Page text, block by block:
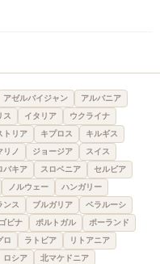
アゼルバイジャン
アルバニア
ス イタリア
ウクライナ
トリア キプロス
キルギス
リノ ジョージア
スイス
バキア スロベニア
セルビア
ノルウェー
ハンガリー
ンス ブルガリア
ベラルーシ
ビナ ポルトガル
ポーランド
ロ ラトビア
リトアニア
ロシア 北マケドニア